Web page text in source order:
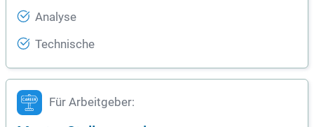
Analyse
Technische
Für Arbeitgeber: